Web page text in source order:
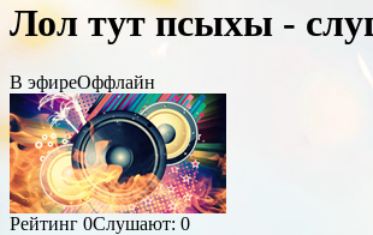
Лол тут псыхы -
В эфиреОффлайн
Рейтинг 0Слушают: 0